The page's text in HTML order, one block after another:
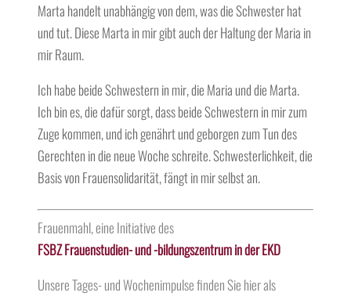
Marta handelt unabhängig von dem, was die Schwester hat
und tut. Diese Marta in mir gibt auch der Haltung der Maria in
mir Raum.
Ich habe beide Schwestern in mir, die Maria und die Marta.
Ich bin es, die dafür sorgt, dass beide Schwestern in mir zum
Zuge kommen, und ich genährt und geborgen zum Tun des
Gerechten in die neue Woche schreite. Schwesterlichkeit, die
Basis von Frauensolidarität, fängt in mir selbst an.
Frauenmahl, eine Initiative des
FSBZ Frauenstudien- und -bildungszentrum in der EKD
Unsere Tages- und Wochenimpulse finden Sie hier als